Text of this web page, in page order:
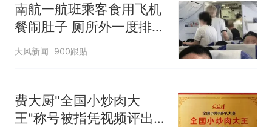
南航一航班乘客食用飞机
餐闹肚子 厕所外一度排长
队
大风新闻 900跟贴
费大厨"全国小炒肉大
王"称号被指凭视频评出